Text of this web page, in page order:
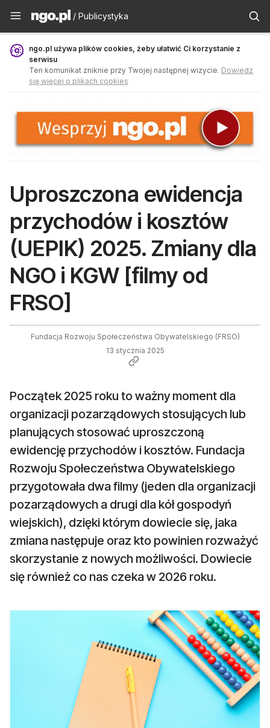
Publicystyka - ngo.pl
/ Publicystyka
ngo.pl używa plików cookies, żeby ułatwić Ci korzystanie z
serwisu
Ten komunikat zniknie przy Twojej następnej wizycie. Dowiedz
się więcej o plikach cookies
Uproszczona ewidencja
przychodów i kosztów
(UEPIK) 2025. Zmiany dla
NGO i KGW [filmy od
FRSO]
Fundacja Rozwoju Społeczeństwa Obywatelskiego (FRSO)
13 stycznia 2025
Początek 2025 roku to ważny moment dla
organizacji pozarządowych stosujących lub
planujących stosować uproszczoną
ewidencję przychodów i kosztów. Fundacja
Rozwoju Społeczeństwa Obywatelskiego
przygotowała dwa filmy (jeden dla organizacji
pozarządowych a drugi dla kół gospodyń
wiejskich), dzięki którym dowiecie się, jaka
zmiana następuje oraz kto powinien rozważyć
skorzystanie z nowych możliwości. Dowiecie
się również co nas czeka w 2026 roku.